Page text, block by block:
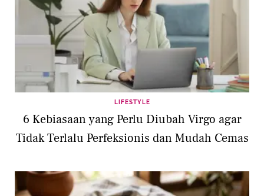
LIFESTYLE
6 Kebiasaan yang Perlu Diubah Virgo agar
Tidak Terlalu Perfeksionis dan Mudah Cemas